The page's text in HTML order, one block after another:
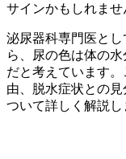
サインかもしれませ
泌尿器科専門医と
ら、尿の色は体の
だと考えています
由、脱水症状との
ついて詳しく解説し